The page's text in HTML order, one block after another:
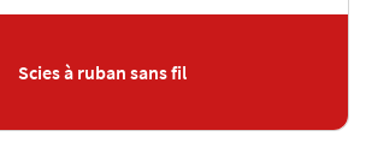
Scies à ruban sans fil